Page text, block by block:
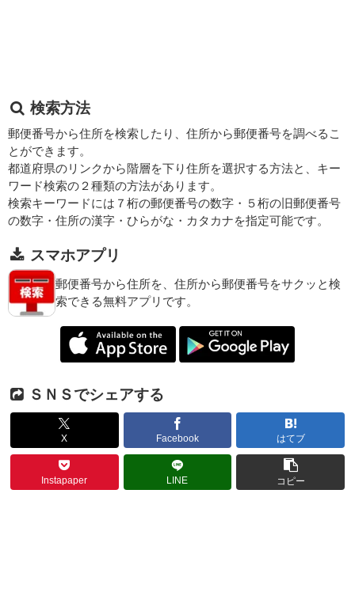
検索方法
郵便番号から住所を検索したり、住所から郵便番号を調べるこ
とができます。
都道府県のリンクから階層を下り住所を選択する方法と、キー
ワード検索の２種類の方法があります。
検索キーワードには７桁の郵便番号の数字・５桁の旧郵便番号
の数字・住所の漢字・ひらがな・カタカナを指定可能です。
スマホアプリ
郵便番号から住所を、住所から郵便番号をサクッと検
索できる無料アプリです。
ＳＮＳでシェアする
X Facebook はてブ
Instapaper LINE コピー